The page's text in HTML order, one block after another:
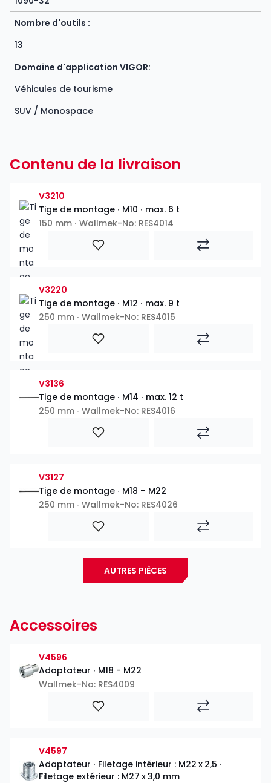
Nombre d'outils :
13
Domaine d'application VIGOR:
Véhicules de tourisme
SUV / Monospace
Contenu de la livraison
V3210
Tige de montage ∙ M10 ∙ max. 6 t
150 mm ∙ Wallmek-No: RES4014
V3220
Tige de montage ∙ M12 ∙ max. 9 t
250 mm ∙ Wallmek-No: RES4015
V3136
Tige de montage ∙ M14 ∙ max. 12 t
250 mm ∙ Wallmek-No: RES4016
V3127
Tige de montage ∙ M18 – M22
250 mm ∙ Wallmek-No: RES4026
AUTRES PIÈCES
Accessoires
V4596
Adaptateur ∙ M18 - M22
Wallmek-No: RES4009
V4597
Adaptateur ∙ Filetage intérieur : M22 x 2,5 ∙
Filetage extérieur : M27 x 3,0 mm